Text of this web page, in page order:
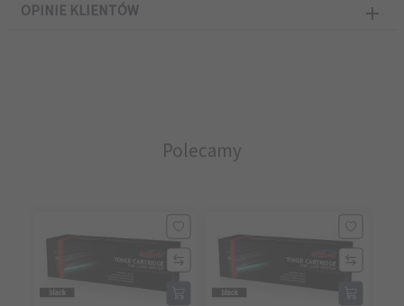
OPINIE KLIENTÓW
Polecamy